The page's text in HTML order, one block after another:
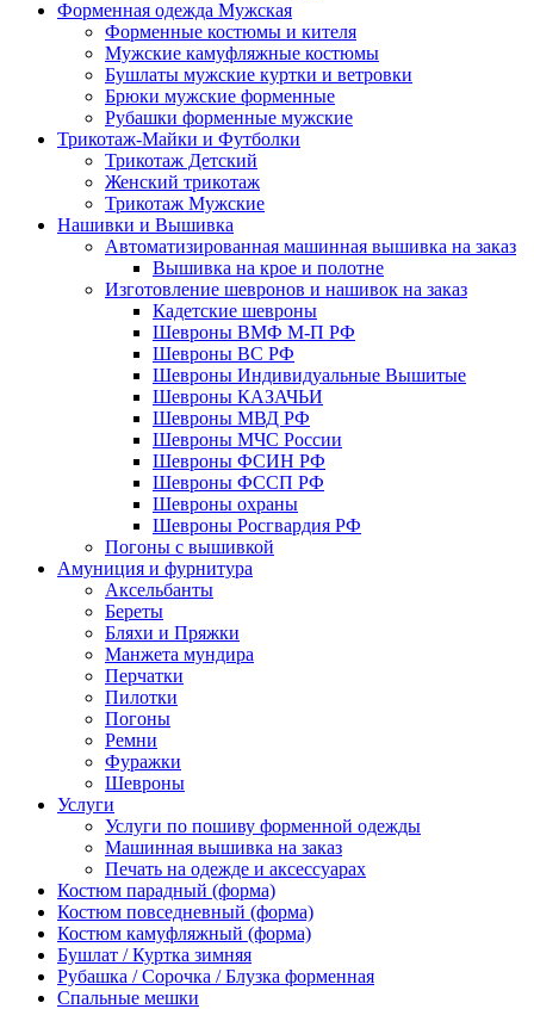
Форменная одежда Мужская
Форменные костюмы и кителя
Мужские камуфляжные костюмы
Бушлаты мужские куртки и ветровки
Брюки мужские форменные
Рубашки форменные мужские
Трикотаж-Майки и Футболки
Трикотаж Детский
Женский трикотаж
Трикотаж Мужские
Нашивки и Вышивка
Автоматизированная машинная вышивка на заказ
Вышивка на крое и полотне
Изготовление шевронов и нашивок на заказ
Кадетские шевроны
Шевроны ВМФ М-П РФ
Шевроны ВС РФ
Шевроны Индивидуальные Вышитые
Шевроны КАЗАЧЬИ
Шевроны МВД РФ
Шевроны МЧС России
Шевроны ФСИН РФ
Шевроны ФССП РФ
Шевроны охраны
Шевроны Росгвардия РФ
Погоны с вышивкой
Амуниция и фурнитура
Аксельбанты
Береты
Бляхи и Пряжки
Манжета мундира
Перчатки
Пилотки
Погоны
Ремни
Фуражки
Шевроны
Услуги
Услуги по пошиву форменной одежды
Машинная вышивка на заказ
Печать на одежде и аксессуарах
Костюм парадный (форма)
Костюм повседневный (форма)
Костюм камуфляжный (форма)
Бушлат / Куртка зимняя
Рубашка / Сорочка / Блузка форменная
Спальные мешки